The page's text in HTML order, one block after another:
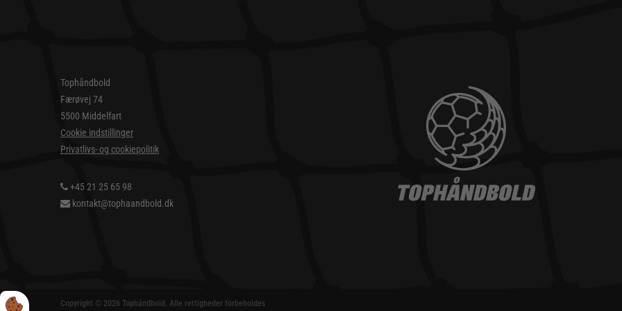
Tophåndbold
Færøvej 74
5500 Middelfart
Cookie indstillinger
Privatlivs- og cookiepolitik
+45 21 25 65 98
kontakt@tophaandbold.dk
Copyright © 2026 Tophåndbold. Alle rettigheder forbeholdes